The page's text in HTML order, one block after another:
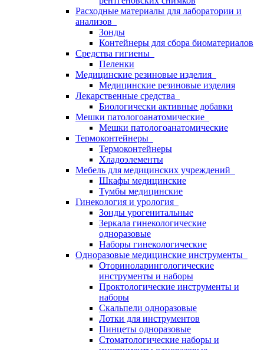
Расходные материалы для лаборатории и
анализов
Зонды
Контейнеры для сбора биоматериалов
Средства гигиены
Пеленки
Медицинские резиновые изделия
Медицинские резиновые изделия
Лекарственные средства
Биологически активные добавки
Мешки патологоанатомические
Мешки патологоанатомические
Термоконтейнеры
Термоконтейнеры
Хладоэлементы
Мебель для медицинских учреждений
Шкафы медицинские
Тумбы медицинские
Гинекология и урология
Зонды урогенитальные
Зеркала гинекологические
одноразовые
Наборы гинекологические
Одноразовые медицинские инструменты
Оториноларингологические
инструменты и наборы
Проктологические инструменты и
наборы
Скальпели одноразовые
Лотки для инструментов
Пинцеты одноразовые
Стоматологические наборы и